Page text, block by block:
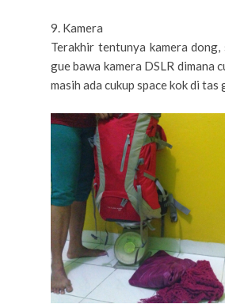
9. Kamera
Terakhir tentunya kamera dong,
gue bawa kamera DSLR dimana
masih ada cukup space kok di tas